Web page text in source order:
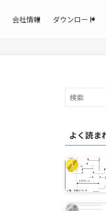
会社情報 ダウンロード
よく読ま